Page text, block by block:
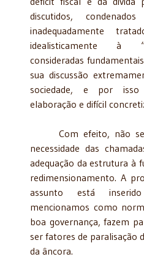
discutidos,
inadequadamente
idealisticamente à
consideradas
sua discussão
sociedade, e por
elaboração e difícil
Com efeito, não se
necessidade das
adequação da estrutura à
redimensionamento. A
assunto está
mencionamos como
boa governança, fazem
ser fatores de paralisação
da âncora.